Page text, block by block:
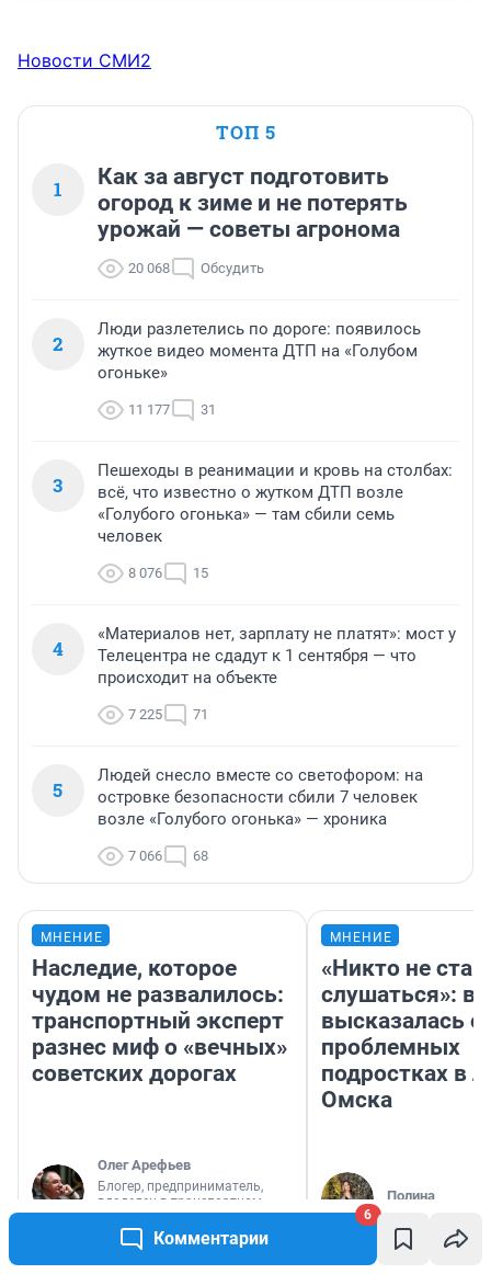
Комментарии
6
Новости СМИ2
ТОП 5
1
Как за август подготовить
огород к зиме и не потерять
урожай — советы агронома
20 068 Обсудить
2
Люди разлетелись по дороге: появилось
жуткое видео момента ДТП на «Голубом
огоньке»
11 177 31
3
Пешеходы в реанимации и кровь на столбах:
всё, что известно о жутком ДТП возле
«Голубого огонька» — там сбили семь
человек
8 076 15
4
«Материалов нет, зарплату не платят»: мост у
Телецентра не сдадут к 1 сентября — что
происходит на объекте
7 225 71
5
Людей снесло вместе со светофором: на
островке безопасности сбили 7 человек
возле «Голубого огонька» — хроника
7 066 68
МНЕНИЕ
Наследие, которое
чудом не развалилось:
транспортный эксперт
разнес миф о «вечных»
советских дорогах
Олег Арефьев
Блогер, предприниматель,
владелец в транспортном
бизнесе
МНЕНИЕ
«Никто не
слушаться»:
высказалась о
проблемных
подростках в
Омска
Полина